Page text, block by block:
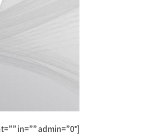
[UAS_guest hint=”” in=”” admin=”0″]